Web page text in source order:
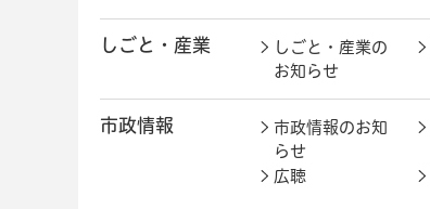
しごと・産業
しごと・産業の
お知らせ
市政情報
市政情報のお知
らせ
広聴